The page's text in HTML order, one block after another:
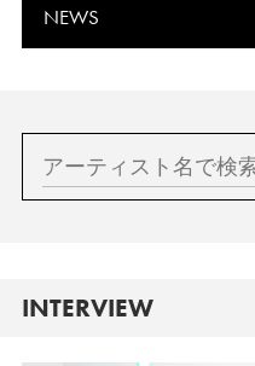
NEWS
INTERVIEW